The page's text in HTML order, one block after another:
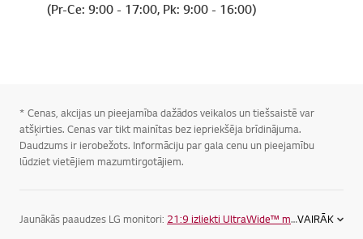
(Pr-Ce: 9:00 - 17:00, Pk: 9:00 - 16:00)
* Cenas, akcijas un pieejamība dažādos veikalos un tiešsaistē var
atšķirties. Cenas var tikt mainītas bez iepriekšēja brīdinājuma.
Daudzums ir ierobežots. Informāciju par gala cenu un pieejamību
lūdziet vietējiem mazumtirgotājiem.
Jaunākās paaudzes LG monitori: 21:9 izliekti UltraWide™ monitori . Šie
VAIRĀK